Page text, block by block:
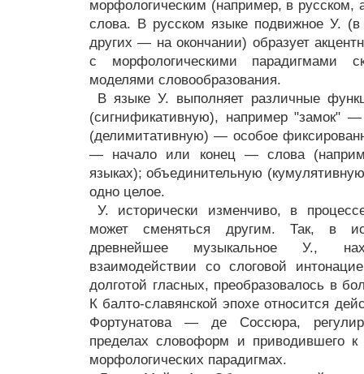
морфологическим (например, в русском,
слова. В русском языке подвижное У.
других — на окончании) образует
с морфологическими парадигмами
моделями словообразования.
В языке У. выполняет различные
(сигнификативную), например "замок" —
(делимитативную) — особое
— начало или конец — слова
языках); объединительную
одно целое.
У. исторически изменчиво, в
может сменяться другим. Так, в
древнейшее музыкальное У.,
взаимодействии со слоговой
долготой гласных, преобразовалось в
К балто-славянской эпохе относится
Фортунатова — де Соссюра,
пределах словоформ и приводившего
морфологических парадигмах.